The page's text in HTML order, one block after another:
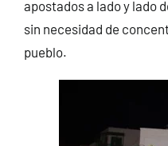
apostados a lado y lado
sin necesidad de
pueblo.